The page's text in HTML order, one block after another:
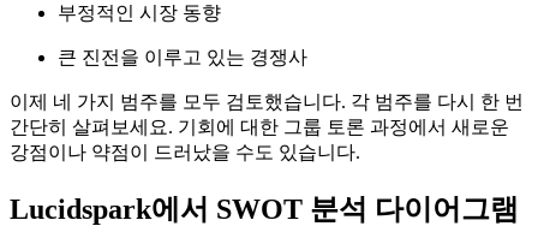
부정적인 시장 동향
큰 진전을 이루고 있는 경쟁사
이제 네 가지 범주를 모두 검토했습니다. 각 범주를 다시 한 번
간단히 살펴보세요. 기회에 대한 그룹 토론 과정에서 새로운
강점이나 약점이 드러났을 수도 있습니다.
Lucidspark에서 SWOT 분석 다이어그램